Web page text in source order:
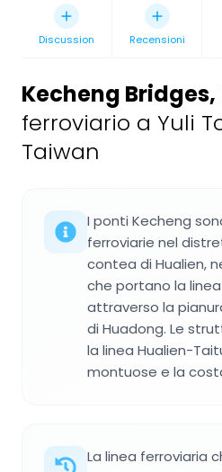
Discussion Recensioni
Kecheng Bridges,
ferroviario a Yuli
Taiwan
I ponti Kecheng
ferroviarie nel
contea di Hualien,
che portano la
attraverso la
di Huadong. Le
la linea Hualien-
montuose e la
La linea ferroviaria